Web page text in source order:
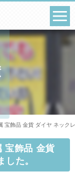
宝飾品 金貨 ダイヤ ネック
宝飾品 金貨
た。